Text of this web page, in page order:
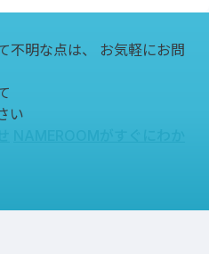
明な点は、
お気軽にお問
い